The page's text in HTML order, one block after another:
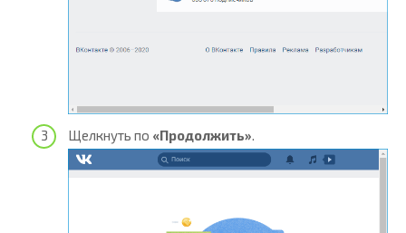
Щелкнуть по «Продолжить».